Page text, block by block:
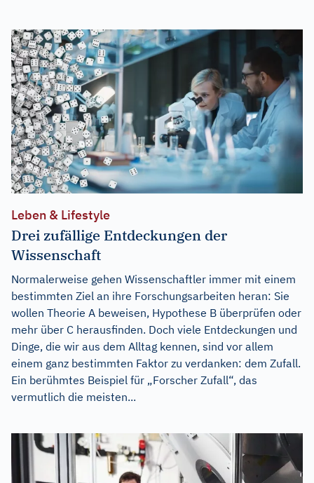
Leben & Lifestyle
Drei zufällige Entdeckungen der
Wissenschaft
Normalerweise gehen Wissenschaftler immer mit einem
bestimmten Ziel an ihre Forschungsarbeiten heran: Sie
wollen Theorie A beweisen, Hypothese B überprüfen oder
mehr über C herausfinden. Doch viele Entdeckungen und
Dinge, die wir aus dem Alltag kennen, sind vor allem
einem ganz bestimmten Faktor zu verdanken: dem Zufall.
Ein berühmtes Beispiel für „Forscher Zufall“, das
vermutlich die meisten...